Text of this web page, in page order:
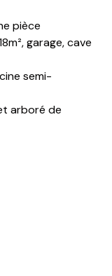
pièce
garage, cave
semi-
arboré de